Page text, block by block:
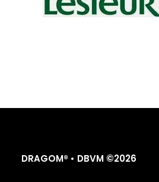
DRAGOM® • DBVM ©2026